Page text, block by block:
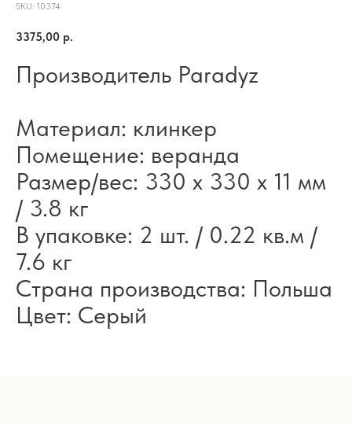
SKU: 10374
3375,00 р.
Производитель Paradyz
Материал: клинкер
Помещение: веранда
Размер/вес: 330 x 330 x 11 мм
/ 3.8 кг
В упаковке: 2 шт. / 0.22 кв.м /
7.6 кг
Страна производства: Польша
Цвет: Серый